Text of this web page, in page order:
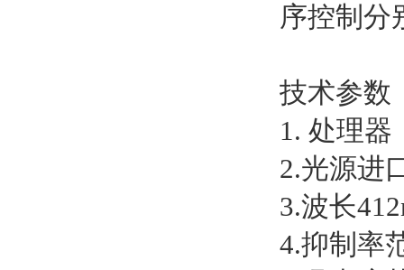
序控制分
技术参数
1. 处理器
2.光源进
3.波长
4.抑制率